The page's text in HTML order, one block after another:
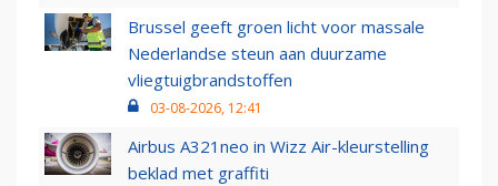
Brussel geeft groen licht voor massale
Nederlandse steun aan duurzame
vliegtuigbrandstoffen
03-08-2026, 12:41
Airbus A321neo in Wizz Air-kleurstelling
beklad met graffiti